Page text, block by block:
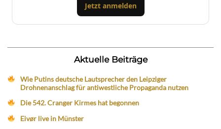
Jetzt anmelden
Aktuelle Beiträge
Wie Putins deutsche Lautsprecher den Leipziger
Drohnenanschlag für antiwestliche Propaganda nutzen
Die 542. Cranger Kirmes hat begonnen
Eivør live in Münster